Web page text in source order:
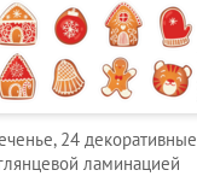
24 декоративные
ламинацией